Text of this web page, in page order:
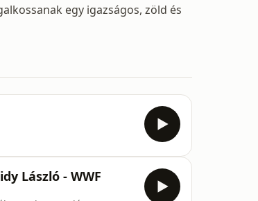
egy igazságos, zöld és
László - WWF